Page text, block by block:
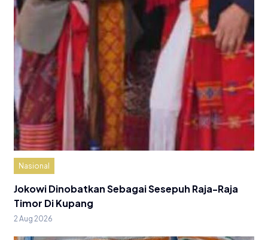
Nasional
Jokowi Dinobatkan Sebagai Sesepuh Raja-Raja
Timor Di Kupang
2 Aug 2026